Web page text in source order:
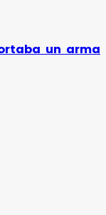
un arma